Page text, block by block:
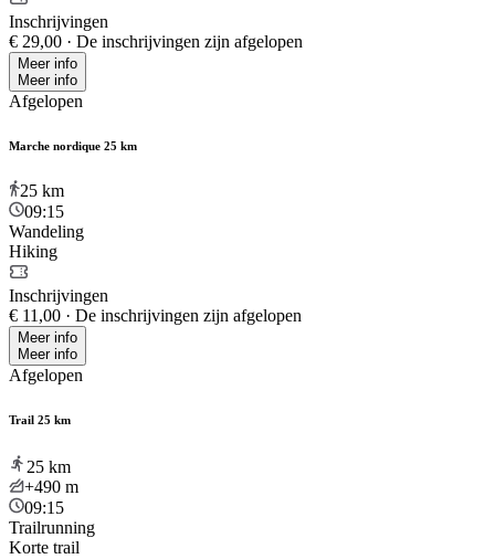
Inschrijvingen
€ 29,00 · De inschrijvingen zijn afgelopen
Meer info
Meer info
Afgelopen
Marche nordique 25 km
25 km
09:15
Wandeling
Hiking
Inschrijvingen
€ 11,00 · De inschrijvingen zijn afgelopen
Meer info
Meer info
Afgelopen
Trail 25 km
25 km
+490 m
09:15
Trailrunning
Korte trail